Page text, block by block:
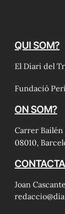
QUI SOM?
El Diari del
Fundació
ON SOM?
Carrer
08010,
Joan